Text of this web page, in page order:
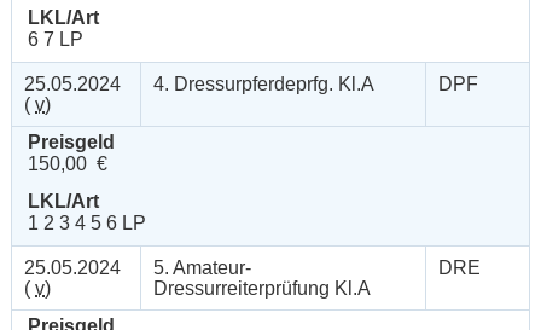
LKL/Art
6 7 LP
25.05.2024
( v)
4. Dressurpferdeprfg. Kl.A DPF
Preisgeld
150,00 €
LKL/Art
1 2 3 4 5 6 LP
25.05.2024
( v)
5. Amateur-
Dressurreiterprüfung Kl.A
DRE
Preisgeld